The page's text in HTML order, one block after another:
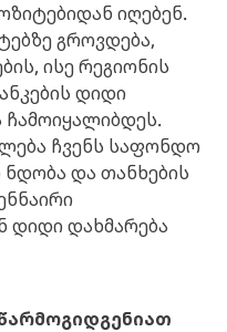
იღებენ.
გროვდება,
ისე რეგიონის
დიდი
ჩამოიყალიბდეს.
ჩვენს საფონდო
და თანხების
დიდი დახმარება